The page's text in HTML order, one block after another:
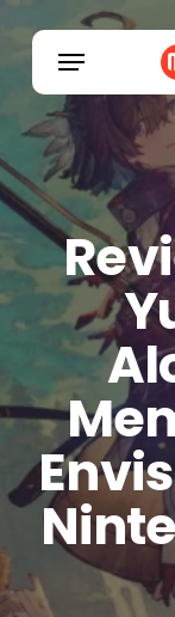
content
Menu